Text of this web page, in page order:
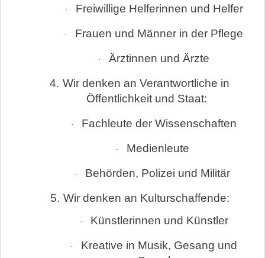
· Freiwillige Helferinnen und Helfer
· Frauen und Männer in der Pflege
·
Ärztinnen und Ärzte
4. Wir denken an Verantwortliche in
Öffentlichkeit und Staat:
· Fachleute der Wissenschaften
· Medienleute
·
Behörden, Polizei und Militär
5. Wir denken an Kulturschaffende:
· Künstlerinnen und Künstler
·
Kreative in Musik, Gesang und